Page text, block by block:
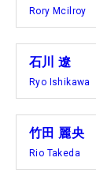
Rory Mcilroy
石川 遼
Ryo Ishikawa
竹田 麗央
Rio Takeda